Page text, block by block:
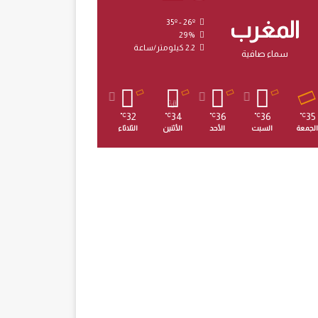
المغرب
سماء صافية
29%
2.2 كيلومتر/ساعة
35
℃
الجمعة
36
℃
السبت
36
℃
الأحد
34
℃
الأثنين
32
℃
الثلاثاء